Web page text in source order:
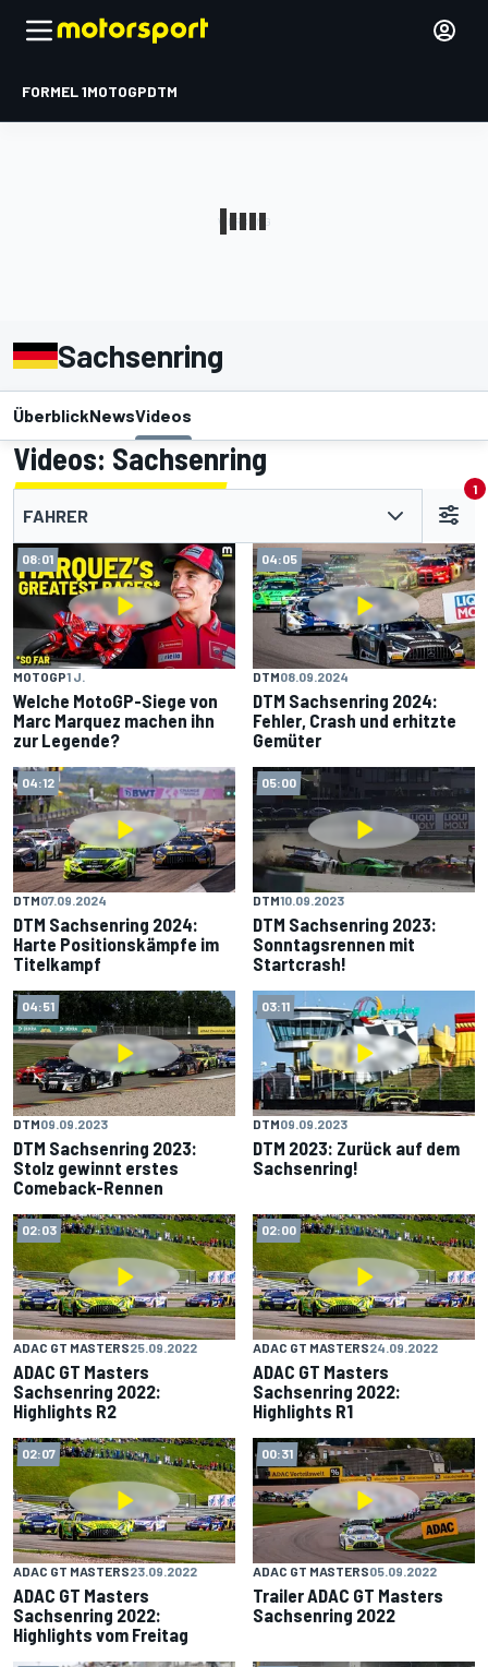
FORMEL 1MOTOGPDTM
Sachsenring
ÜberblickNewsVideos
Videos: Sachsenring
FAHRER
1
08:01
MOTOGP1 J.
Welche MotoGP-Siege von
Marc Marquez machen ihn
zur Legende?
04:05
DTM08.09.2024
DTM Sachsenring 2024:
Fehler, Crash und erhitzte
Gemüter
04:12
DTM07.09.2024
DTM Sachsenring 2024:
Harte Positionskämpfe im
Titelkampf
05:00
DTM10.09.2023
DTM Sachsenring 2023:
Sonntagsrennen mit
Startcrash!
04:51
DTM09.09.2023
DTM Sachsenring 2023:
Stolz gewinnt erstes
Comeback-Rennen
03:11
DTM09.09.2023
DTM 2023: Zurück auf dem
Sachsenring!
02:03
ADAC GT MASTERS25.09.2022
ADAC GT Masters
Sachsenring 2022:
Highlights R2
02:00
ADAC GT MASTERS24.09.2022
ADAC GT Masters
Sachsenring 2022:
Highlights R1
02:07
ADAC GT MASTERS23.09.2022
ADAC GT Masters
Sachsenring 2022:
Highlights vom Freitag
00:31
ADAC GT MASTERS05.09.2022
Trailer ADAC GT Masters
Sachsenring 2022